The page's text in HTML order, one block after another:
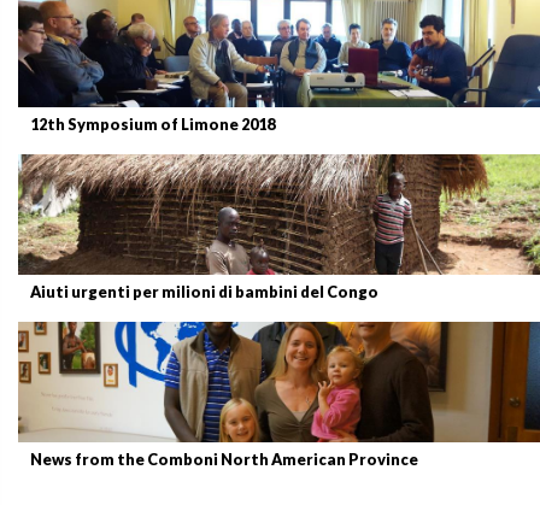
12th Symposium of Limone 2018
Aiuti urgenti per milioni di bambini del Congo
News from the Comboni North American Province